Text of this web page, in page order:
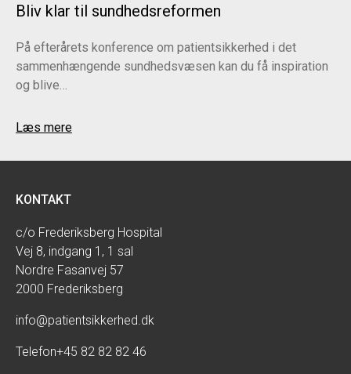
Bliv klar til sundhedsreformen
På efterårets konference om patientsikkerhed i det
sammenhængende sundhedsvæsen kan du få inspiration
og blive…
Læs mere
KONTAKT
c/o Frederiksberg Hospital
Vej 8, indgang 1, 1 sal
Nordre Fasanvej 57
2000 Frederiksberg
info@patientsikkerhed.dk
Telefon+45 82 82 82 46